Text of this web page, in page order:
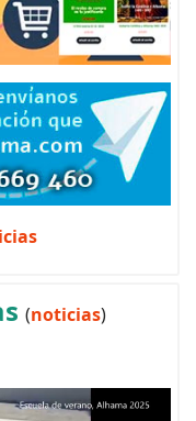
(noticias)